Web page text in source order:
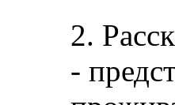
2.
-